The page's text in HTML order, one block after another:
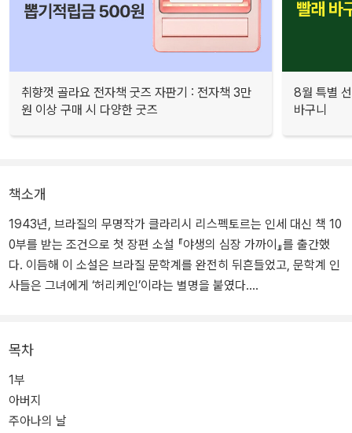
취향껏 골라요 전자책 굿즈 자판기 : 전자책 3만
원 이상 구매 시 다양한 굿즈
8월 특별
바구니
책소개
1943년, 브라질의 무명작가 클라리시 리스펙토르는 인세 대신 책 10
0부를 받는 조건으로 첫 장편 소설 『야생의 심장 가까이』를 출간했
다. 이듬해 이 소설은 브라질 문학계를 완전히 뒤흔들었고, 문학계 인
사들은 그녀에게 ‘허리케인’이라는 별명을 붙였다.
성 때문이었다. 심지어 막 작품을 탈고한 리스펙토르 본인도 이 작품
다. 사람들은 이 놀라운 데뷔작에서 많은 작가의 흔적을 발견했다. 제
임스 조이스, 버지니아 울프, 페르난두 페소아, 프란츠 카프카, 헤르만
헤세…….
목차
1부
아버지
주아나의 날